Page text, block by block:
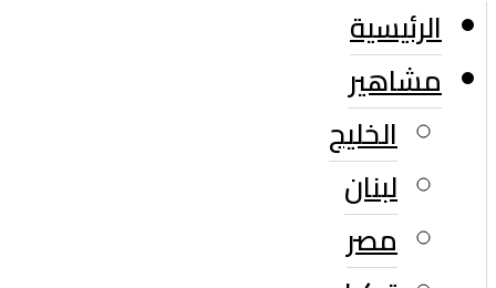
الرئيسية
مشاهير
الخليج
لبنان
مصر